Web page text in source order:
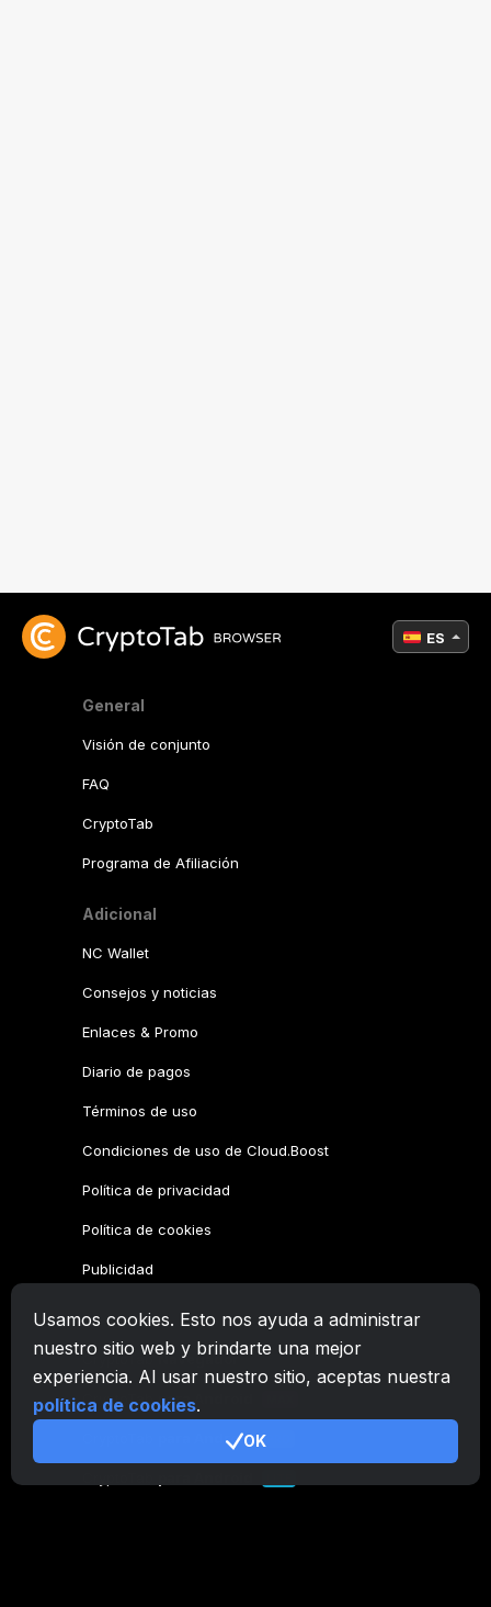
Usamos cookies. Esto nos ayuda a administrar
nuestro sitio web y brindarte una mejor
experiencia. Al usar nuestro sitio, aceptas nuestra
política de cookies.
OK
General
Visión de conjunto
FAQ
CryptoTab
Programa de Afiliación
Adicional
NC Wallet
Consejos y noticias
Enlaces & Promo
Diario de pagos
Términos de uso
Condiciones de uso de Cloud.Boost
Política de privacidad
Política de cookies
Publicidad
Familia CryptoTab
CryptoTabNavegador
CryptoTabpara Android
para Android
ES